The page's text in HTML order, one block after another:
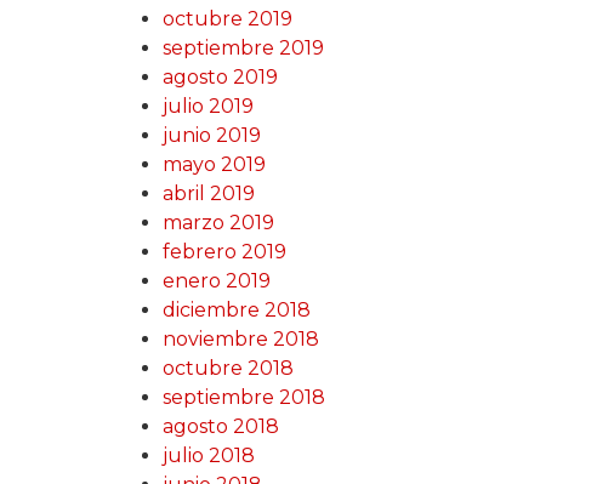
octubre 2019
septiembre 2019
agosto 2019
julio 2019
junio 2019
mayo 2019
abril 2019
marzo 2019
febrero 2019
enero 2019
diciembre 2018
noviembre 2018
octubre 2018
septiembre 2018
agosto 2018
julio 2018